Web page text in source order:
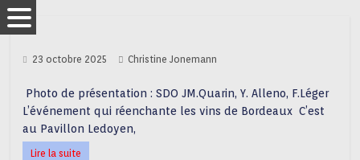
23 octobre 2025 Christine Jonemann
Photo de présentation : SDO JM.Quarin, Y. Alleno, F.Léger
L’événement qui réenchante les vins de Bordeaux C’est
au Pavillon Ledoyen,
Lire la suite